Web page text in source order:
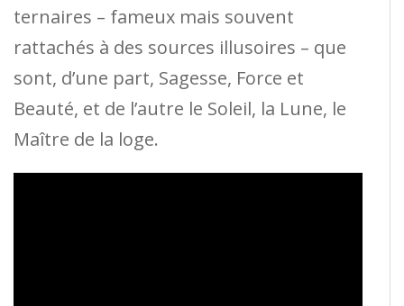
ternaires – fameux mais souvent
rattachés à des sources illusoires – que
sont, d’une part, Sagesse, Force et
Beauté, et de l’autre le Soleil, la Lune, le
Maître de la loge.